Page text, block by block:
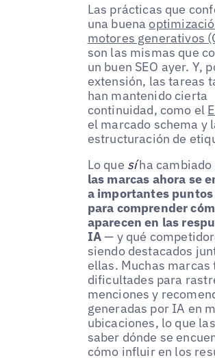
Las prácticas que
una buena
motores generativos
son las mismas que
un buen SEO ayer. Y,
extensión, las tareas
han mantenido cierta
continuidad, como el
el marcado schema y
estructuración de
Lo que síha cambiado
las marcas ahora se
a importantes puntos
para comprender
aparecen en las
IA— y qué
siendo destacados
ellas. Muchas marcas
dificultades para
menciones y
generadas por IA en
ubicaciones, lo que
saber dónde se
cómo influir en los